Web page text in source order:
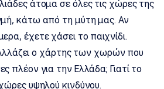
άτομα σε όλες τις χώρες της
κάτω από τη μύτη μας. Αν
έχετε χάσει το παιχνίδι.
ο χάρτης των χωρών που
πλέον για την Ελλάδα; Γιατί το
υψηλού κινδύνου.